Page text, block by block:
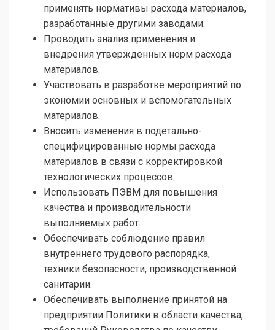
применять нормативы расхода материалов,
разработанные другими заводами.
Проводить анализ применения и
внедрения утвержденных норм расхода
материалов.
Участвовать в разработке мероприятий по
экономии основных и вспомогательных
материалов.
Вносить изменения в подетально-
специфицированные нормы расхода
материалов в связи с корректировкой
технологических процессов.
Использовать ПЭВМ для повышения
качества и производительности
выполняемых работ.
Обеспечивать соблюдение правил
внутреннего трудового распорядка,
техники безопасности, производственной
санитарии.
Обеспечивать выполнение принятой на
предприятии Политики в области качества,